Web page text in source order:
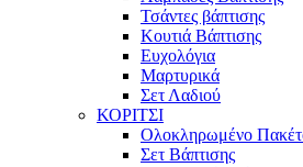
Τσάντες βάπτισης
Κουτιά Βάπτισης
Ευχολόγια
Μαρτυρικά
Σετ Λαδιού
ΚΟΡΙΤΣΙ
Ολοκληρωμένο
Σετ Βάπτισης